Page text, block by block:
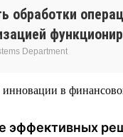
обработки
Department
эффективных